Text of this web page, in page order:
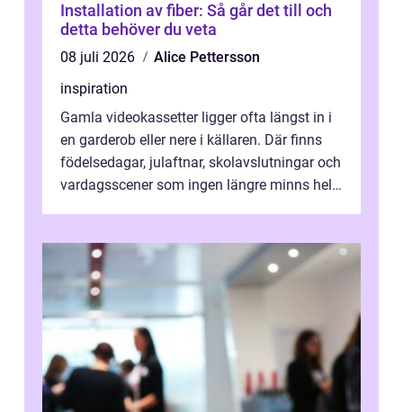
Installation av fiber: Så går det till och
detta behöver du veta
08 juli 2026
Alice Pettersson
inspiration
Gamla videokassetter ligger ofta längst in i
en garderob eller nere i källaren. Där finns
födelsedagar, julaftnar, skolavslutningar och
vardagsscener som ingen längre minns helt.